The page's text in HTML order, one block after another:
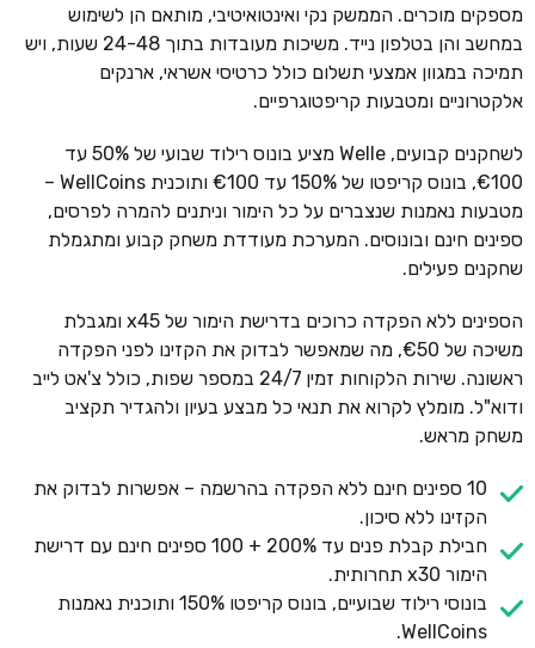
מספקים מוכרים. הממשק נקי ואינטואיטיבי, מותאם הן לשימוש
במחשב והן בטלפון נייד. משיכות מעובדות בתוך 24-48 שעות, ויש
תמיכה במגוון אמצעי תשלום כולל כרטיסי אשראי, ארנקים
אלקטרוניים ומטבעות קריפטוגרפיים.
לשחקנים קבועים, Welle מציע בונוס רילוד שבועי של 50% עד
€100, בונוס קריפטו של 150% עד €100 ותוכנית WellCoins –
מטבעות נאמנות שנצברים על כל הימור וניתנים להמרה לפרסים,
ספינים חינם ובונוסים. המערכת מעודדת משחק קבוע ומתגמלת
שחקנים פעילים.
הספינים ללא הפקדה כרוכים בדרישת הימור של x45 ומגבלת
משיכה של €50, מה שמאפשר לבדוק את הקזינו לפני הפקדה
ראשונה. שירות הלקוחות זמין 24/7 במספר שפות, כולל צ'אט לייב
ודוא"ל. מומלץ לקרוא את תנאי כל מבצע בעיון ולהגדיר תקציב
משחק מראש.
10 ספינים חינם ללא הפקדה בהרשמה – אפשרות לבדוק את
הקזינו ללא סיכון.
חבילת קבלת פנים עד 200% + 100 ספינים חינם עם דרישת
הימור x30 תחרותית.
בונוסי רילוד שבועיים, בונוס קריפטו 150% ותוכנית נאמנות
WellCoins.